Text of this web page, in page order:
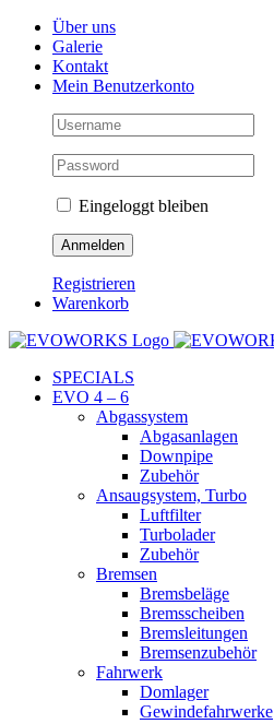
Skip
content
Facebook
Instagram
YouTubeÜber uns
Galerie
Kontakt
Mein Benutzerkonto
Eingeloggt bleiben
Registrieren
Warenkorb
SPECIALS
EVO 4 – 6
Abgassystem
Abgasanlagen
Downpipe
Zubehör
Ansaugsystem, Turbo
Luftfilter
Turbolader
Zubehör
Bremsen
Bremsbeläge
Bremsscheiben
Bremsleitungen
Bremsenzubehör
Fahrwerk
Domlager
Gewindefahrwerke